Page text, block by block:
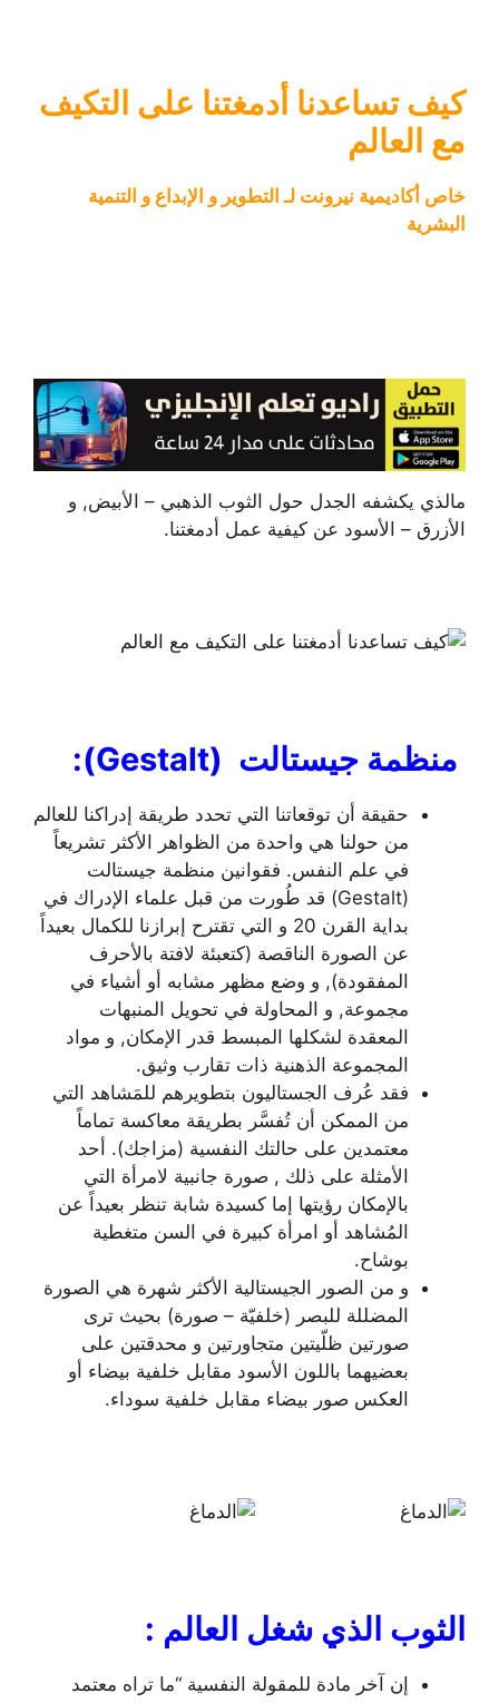
كيف تساعدنا أدمغتنا على التكيف
مع العالم
خاص أكاديمية نيرونت لـ التطوير و الإبداع و التنمية
البشرية
مالذي يكشفه الجدل حول الثوب الذهبي – الأبيض, و
الأزرق – الأسود عن كيفية عمل أدمغتنا.
منظمة جيستالت (Gestalt)
:
حقيقة أن توقعاتنا التي تحدد طريقة إدراكنا للعالم
من حولنا هي واحدة من الظواهر الأكثر تشريعاً
في علم النفس. فقوانين منظمة جيستالت
(Gestalt) قد طُورت من قبل علماء الإدراك في
بداية القرن 20 و التي تقترح إبرازنا للكمال بعيداً
عن الصورة الناقصة (كتعبئة لافتة بالأحرف
المفقودة), و وضع مظهر مشابه أو أشياء في
مجموعة, و المحاولة في تحويل المنبهات
المعقدة لشكلها المبسط قدر الإمكان, و مواد
المجموعة الذهنية ذات تقارب وثيق.
فقد عُرف الجستاليون بتطويرهم للمَشاهد التي
من الممكن أن تُفسَّر بطريقة معاكسة تماماً
معتمدين على حالتك النفسية (مزاجك). أحد
الأمثلة على ذلك , صورة جانبية لامرأة التي
بالإمكان رؤيتها إما كسيدة شابة تنظر بعيداً عن
المُشاهد أو امرأة كبيرة في السن متغطية
بوشاح.
و من الصور الجيستالية الأكثر شهرة هي الصورة
المضللة للبصر (خلفيّة – صورة) بحيث ترى
صورتين ظلّيتين متجاورتين و محدقتين على
بعضيهما باللون الأسود مقابل خلفية بيضاء أو
العكس صور بيضاء مقابل خلفية سوداء.
الثوب الذي شغل العالم :
إن آخر مادة للمقولة النفسية “ما تراه معتمد